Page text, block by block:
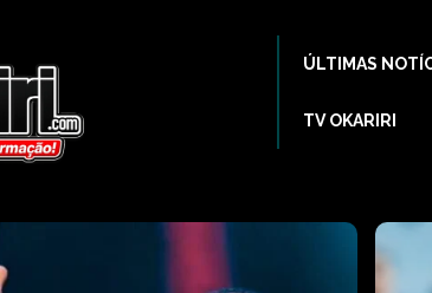
ÚLTIMAS
TV OKARIRI